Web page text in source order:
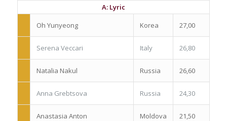
A: Lyric
Oh Yunyeong
Korea 27,00
Serena Veccari Italy 26,80
Natalia Nakul Russia 26,60
Anna Grebtsova Russia 24,30
Anastasia Anton Moldova 21,50